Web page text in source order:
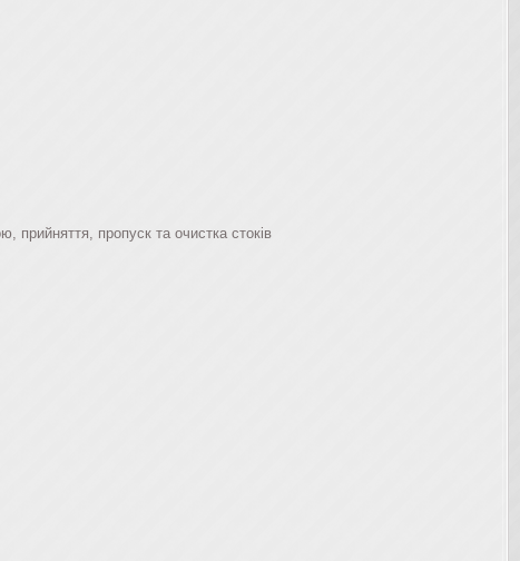
прийняття, пропуск та очистка стоків